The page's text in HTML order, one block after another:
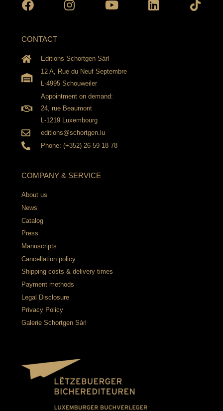
CONTACT
Editions Schortgen Sàrl
12 A, Rue du Neuf Septembre
L-4995 Schouweiler
Appointment on demand:
24, rue Beaumont
L-1219 Luxembourg
editions@schortgen.lu
Phone: (+352) 26 59 18 78
COMPANY & SERVICE
About us
News
Catalog
Press
Manuscripts
Cancellation policy
Shipping costs & delivery times
Payment methods
Legal Disclosure
Privacy Policy
Galerie Schortgen Sàrl